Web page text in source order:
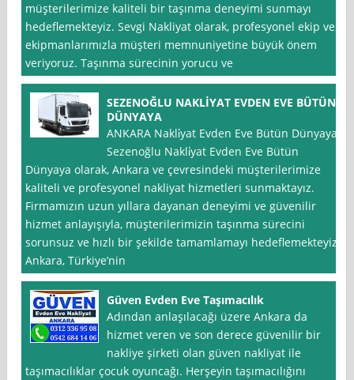
müşterilerimize kaliteli bir taşınma deneyimi sunmayı
hedeflemekteyiz. Sevgi Nakliyat olarak, profesyonel ekip ve
ekipmanlarımızla müşteri memnuniyetine büyük önem
veriyoruz. Taşınma sürecinin yorucu ve
SEZENOĞLU NAKLİYAT EVDEN EVE BÜTÜN
DÜNYAYA
ANKARA Nakli̇yat Evden Eve Bütün Dünyaya
Sezenoğlu Nakli̇yat Evden Eve Bütün
Dünyaya olarak, Ankara ve çevresindeki müşterilerimize
kaliteli ve profesyonel nakliyat hizmetleri sunmaktayız.
Firmamızın uzun yıllara dayanan deneyimi ve güvenilir
hizmet anlayışıyla, müşterilerimizin taşınma sürecini
sorunsuz ve hızlı bir şekilde tamamlamayı hedeflemekteyiz.
Ankara, Türkiye’nin
Güven Evden Eve Taşımacılık
Adından anlaşılacağı üzere Ankara da
hizmet veren ve son derece güvenilir bir
nakliye şirketi olan güven nakliyat ile
taşımacılıklar çocuk oyuncağı. Herşeyin taşımacılığını